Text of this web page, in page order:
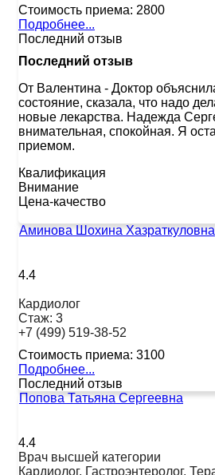
Стоимость приема: 2800
Подробнее...
Последний отзыв
Последний отзыв
От Валентина - Доктор
состояние, сказала, что надо
новые лекарства. Надежда
внимательная, спокойная. Я
приемом.
Квалификация
Внимание
Цена-качество
Аминова Шохина Хазраткуловна
4.4
Кардиолог
Стаж: 3
+7 (499) 519-38-52
Стоимость приема: 3100
Подробнее...
Последний отзыв
Попова Татьяна Сергеевна
4.4
Врач высшей категории
Кардиолог, Гастроэнтеролог,